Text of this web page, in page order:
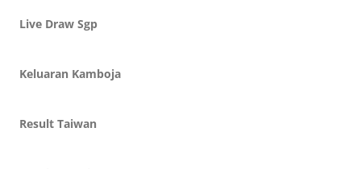
Live Draw Sgp
Keluaran Kamboja
Result Taiwan